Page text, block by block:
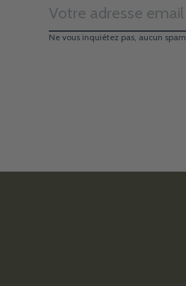
Ne vous inquiétez pas, aucun spam